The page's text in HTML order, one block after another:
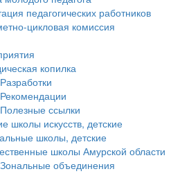
педагогических работников
цикловая комиссия
копилка
Разработки
Рекомендации
Полезные ссылки
школы искусств, детские
школы, детские
школы Амурской области
Зональные объединения